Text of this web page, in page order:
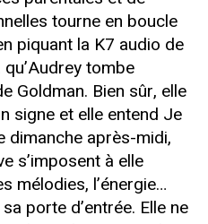
tourne en boucle
piquant la K7 audio de
tombe
Goldman. Bien sûr, elle
signe et elle entend Je
dimanche après-midi,
s’imposent à elle
mélodies, l’énergie…
porte d’entrée. Elle ne